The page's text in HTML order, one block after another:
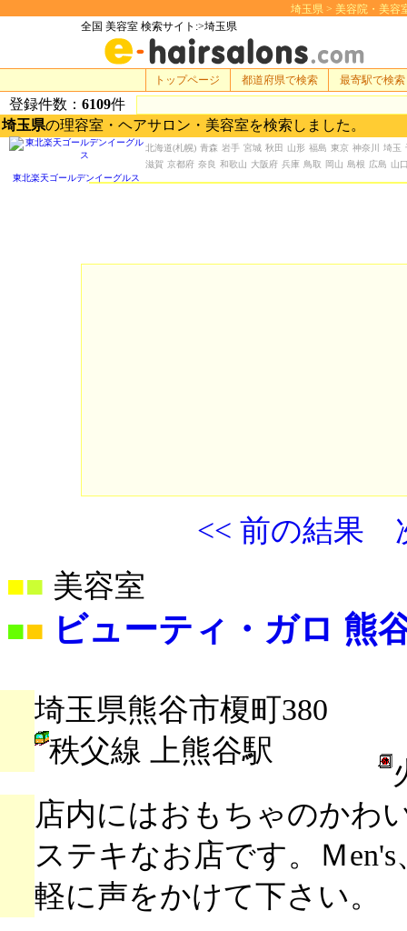
埼玉県 > 美容院・美容
全国 美容室 検索サイト:>埼玉県
登録件数： 6109件
埼玉県の理容室・ヘアサロン・美容室を検索しました。
<< 前の結果
■ 美容室
■■ ビューティ・ガロ 熊
埼玉県熊谷市榎町380
秩父線 上熊谷駅
店内にはおもちゃのかわ
ステキなお店です。Ｍ
軽に声をかけて下さい。
北海道(札幌) 青森 岩手 宮城 秋田 山形 福島 東京 神奈川 埼玉
滋賀 京都府 奈良 和歌山 大阪府 兵庫 鳥取 岡山 島根 広島 山
トップページ 都道府県で検索 最寄駅で検索
東北楽天ゴールデンイーグルス